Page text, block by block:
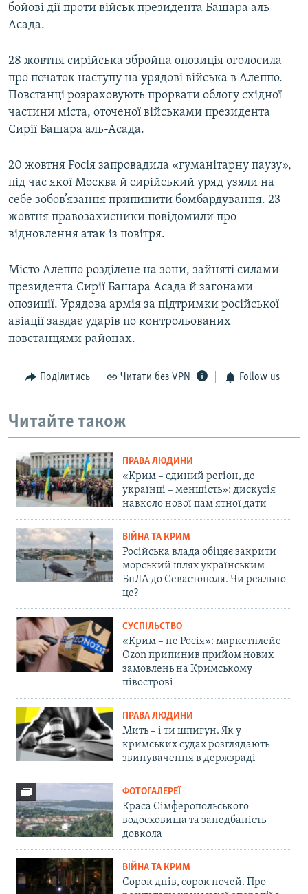
бойові дії проти військ президента Башара аль-
Асада.
28 жовтня сирійська збройна опозиція оголосила
про початок наступу на урядові війська в Алеппо.
Повстанці розраховують прорвати облогу східної
частини міста, оточеної військами президента
Сирії Башара аль-Асада.
20 жовтня Росія запровадила «гуманітарну паузу»,
під час якої Москва й сирійський уряд узяли на
себе зобов’язання припинити бомбардування. 23
жовтня правозахисники повідомили про
відновлення атак із повітря.
Місто Алеппо розділене на зони, зайняті силами
президента Сирії Башара Асада й загонами
опозиції. Урядова армія за підтримки російської
авіації завдає ударів по контрольованих
повстанцями районах.
Поділитись Читати без VPN Follow us
Читайте також
ПРАВА ЛЮДИНИ
«Крим – єдиний регіон, де
українці – меншість»: дискусія
навколо нової пам'ятної дати
ВІЙНА ТА КРИМ
Російська влада обіцяє закрити
морський шлях українським
БпЛА до Севастополя. Чи реально
це?
СУСПІЛЬСТВО
«Крим – не Росія»: маркетплейс
Ozon припинив прийом нових
замовлень на Кримському
півострові
ПРАВА ЛЮДИНИ
Мить – і ти шпигун. Як у
кримських судах розглядають
звинувачення в держзраді
ФОТОГАЛЕРЕЇ
Краса Сімферопольського
водосховища та занедбаність
довкола
ВІЙНА ТА КРИМ
Сорок днів, сорок ночей. Про